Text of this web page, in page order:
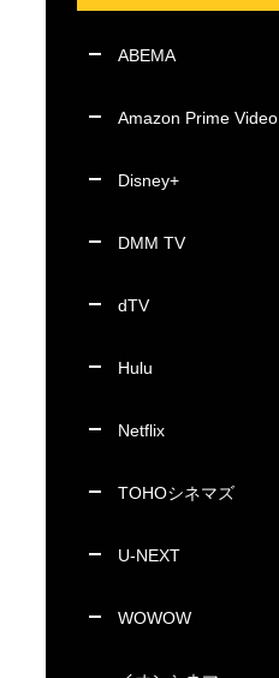
ABEMA
Amazon Prime Video
Disney+
DMM TV
dTV
Hulu
Netflix
TOHOシネマズ
U-NEXT
WOWOW